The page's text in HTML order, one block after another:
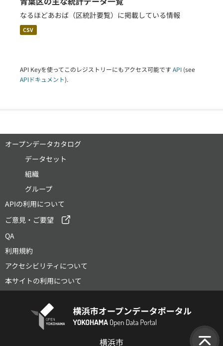
なるほどあおば（区統計要覧）に掲載している情報
CSV
API Keyを使ってこのレジストリーにもアクセス可能です API (see
APIドキュメント).
オープンデータカタログ
データセット
組織
グループ
APIの利用について
ご意見・ご要望
QA
利用規約
アクセシビリティについて
本サイトの利用について
横浜市